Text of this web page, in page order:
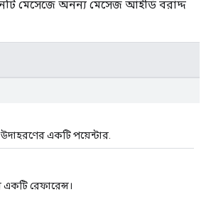
মেসেজে অনন্য মেসেজ আইডি বরাদ্দ
একটি পয়েন্টার.
একটি রেফারেন্স।